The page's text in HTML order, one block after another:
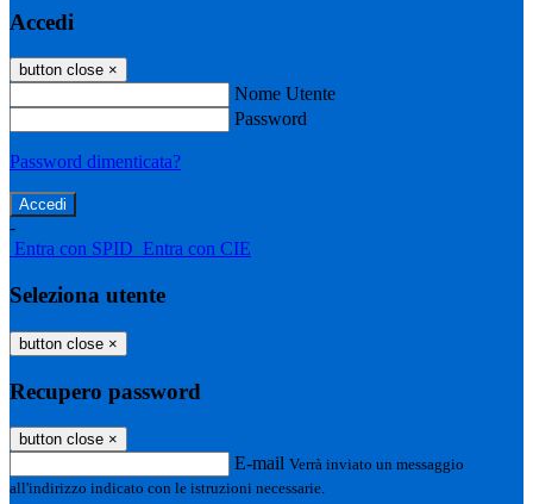
Accedi
button close ×
Nome Utente
Password
Password dimenticata?
-
Entra con SPID Entra con CIE
Seleziona utente
button close ×
Recupero password
button close ×
E-mail Verrà inviato un messaggio
all'indirizzo indicato con le istruzioni necessarie.